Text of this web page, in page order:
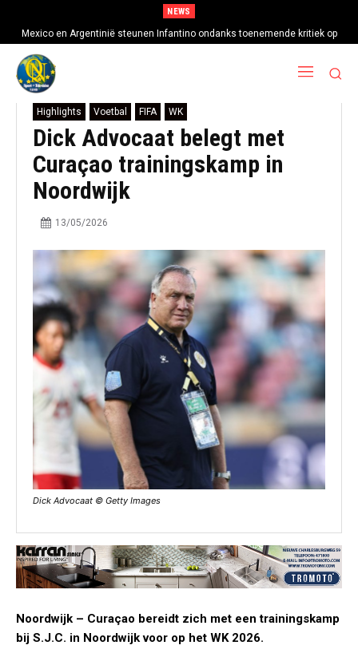
NEWS
Mexico en Argentinië steunen Infantino ondanks toenemende kritiek op
FIFA-baas
Highlights Voetbal FIFA WK
Dick Advocaat belegt met
Curaçao trainingskamp in
Noordwijk
13/05/2026
Dick Advocaat © Getty Images
Noordwijk – Curaçao bereidt zich met een trainingskamp
bij S.J.C. in Noordwijk voor op het WK 2026.